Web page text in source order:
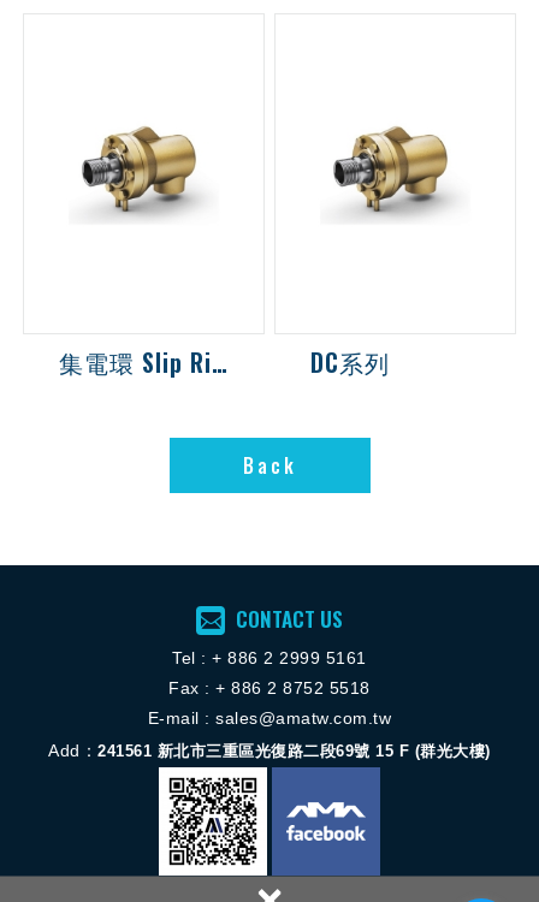
集電環 Slip Ring DC系列
Back
CONTACT US
Tel : + 886 2 2999 5161
Fax : + 886 2 8752 5518
E-mail :sales@amatw.com.tw
Add：241561 新北市三重區光復路二段69號 15 F (群光大樓)